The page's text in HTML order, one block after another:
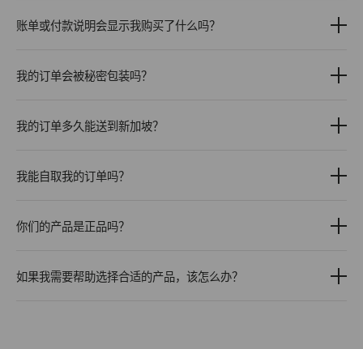
账单或付款说明会显示我购买了什么吗？
商品性质。对于银行卡支付和银行转账，您的账单将显示“Mirage
上保密您的购买信息。
我的订单会被秘密包装吗？
CherryAffairs 品牌、标志、产品名称或成人相关描述。包裹设计
我的订单多久能送到新加坡？
订单时间、商品库存、配送地点和可用配送时段。当日送达时段：
7 点至 11 点之间送达。如果您的订单紧急，请选择结账时显示的
查看当日送达详情 →
我能自取我的订单吗？
从新加坡全岛超过1,200个储物柜地点中选择一个，如果可用。如
择“自提”以查看可用选项。
你们的产品是正品吗？
Lovense、Satisfyer、Womanizer、We-Vibe、LELO、Tenga、
如果我需要帮助选择合适的产品，该怎么办？